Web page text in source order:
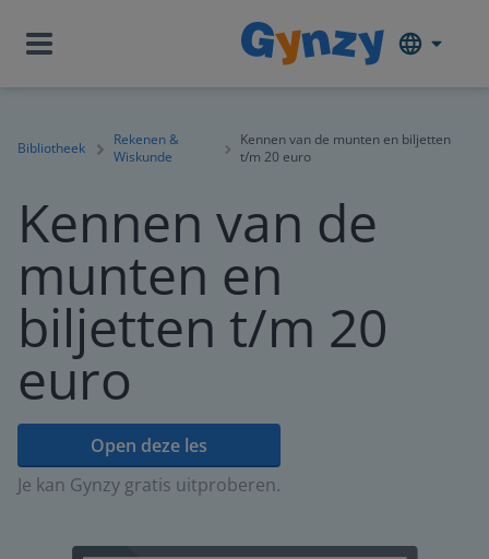
Bibliotheek
Rekenen &
Wiskunde
Kennen van de munten en biljetten
t/m 20 euro
Kennen van de
munten en
biljetten t/m 20
euro
Open deze les
Je kan Gynzy gratis uitproberen.